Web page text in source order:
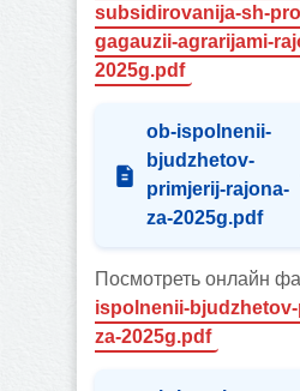
subsidirovanija-sh-
gagauzii-agrarijami-
2025g.pdf
ob-ispolnenii-
bjudzhetov-
primjerij-rajona-
za-2025g.pdf
Посмотреть онлайн
ispolnenii-
za-2025g.pdf